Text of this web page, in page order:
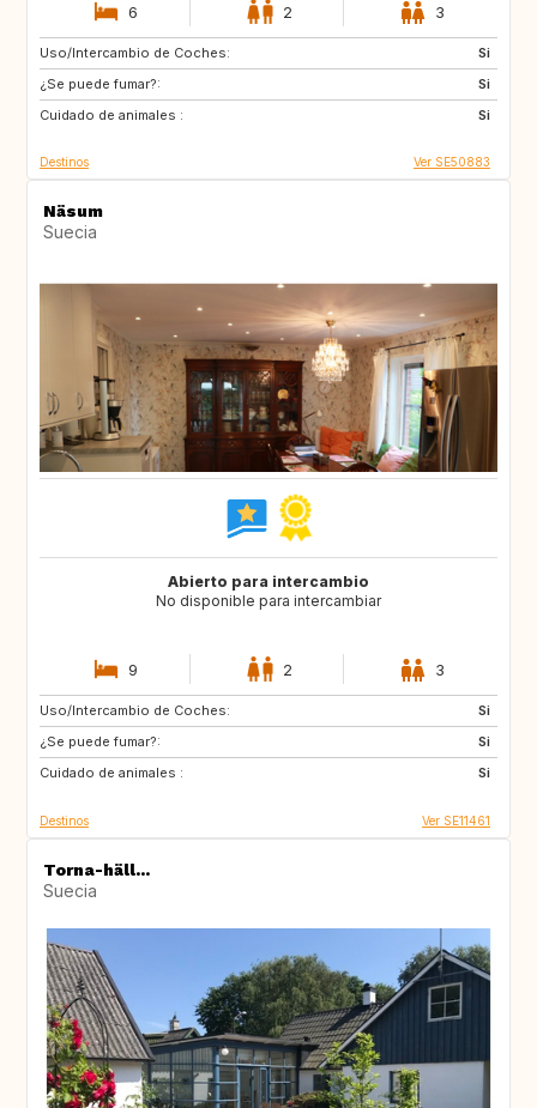
6 2 3
Uso/Intercambio de Coches:
Si
¿Se puede fumar?:
Si
Cuidado de animales :
Si
FR
DE
GB
Destinos Ver SE50883
Näsum
Suecia
Abierto para intercambio
No disponible para intercambiar
9 2 3
Uso/Intercambio de Coches:
Si
¿Se puede fumar?:
Si
Cuidado de animales :
Si
IT
NL
DK
Destinos Ver SE11461
Torna-häll...
Suecia